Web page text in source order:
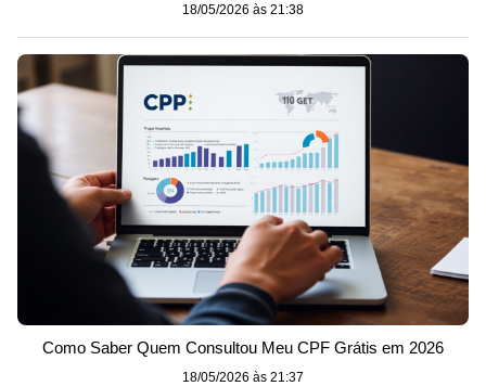
18/05/2026 às 21:38
Como Saber Quem Consultou Meu CPF Grátis em 2026
18/05/2026 às 21:37